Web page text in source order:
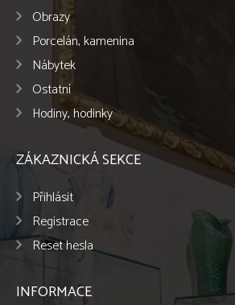
Obrazy
Porcelán, kamenina
Nábytek
Ostatní
Hodiny, hodinky
ZÁKAZNICKÁ SEKCE
Přihlásit
Registrace
Reset hesla
INFORMACE